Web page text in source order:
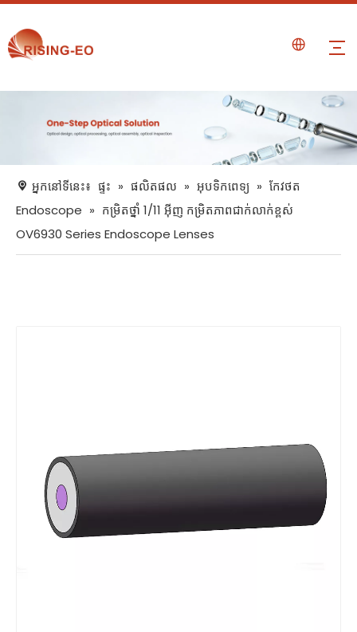
អ្នកនៅទីនេះ៖ ផ្ទះ » ផលិតផល » អុបទិកពេទ្យ » កែវថត
Endoscope » កម្រិតថ្នាំ 1/11 អ៊ីញ កម្រិតភាពជាក់លាក់ខ្ពស់
OV6930 Series Endoscope Lenses